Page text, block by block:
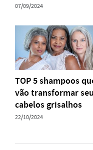
07/09/2024
TOP 5 shampoos
vão transformar
cabelos grisalhos
22/10/2024